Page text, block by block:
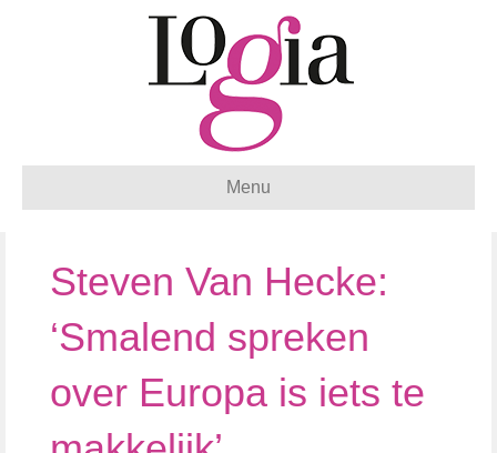
Menu
Steven Van Hecke:
‘Smalend spreken
over Europa is iets te